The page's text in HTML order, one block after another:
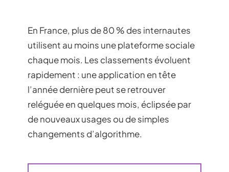
En France, plus de 80 % des internautes
utilisent au moins une plateforme sociale
chaque mois. Les classements évoluent
rapidement : une application en tête
l’année dernière peut se retrouver
reléguée en quelques mois, éclipsée par
de nouveaux usages ou de simples
changements d’algorithme.